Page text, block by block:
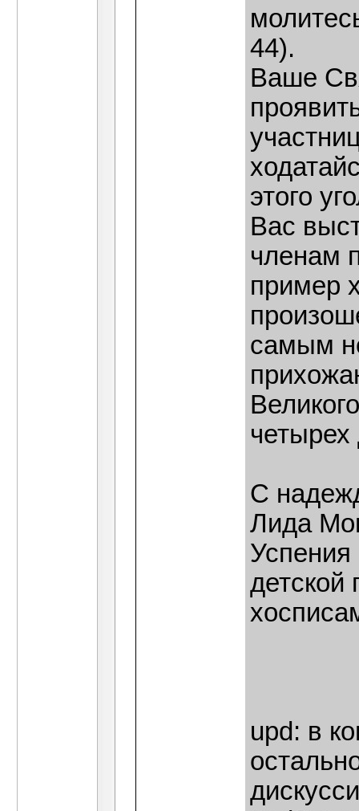
44).
Ваше
этого
Вас
членам
пример
самым
С
Лида
upd: в